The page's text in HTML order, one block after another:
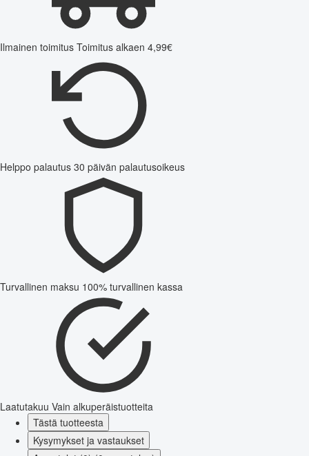
Ilmainen toimitus Toimitus alkaen 4,99€
Helppo palautus 30 päivän palautusoikeus
Turvallinen maksu 100% turvallinen kassa
Laatutakuu Vain alkuperäistuotteita
Tästä tuotteesta
Kysymykset ja vastaukset